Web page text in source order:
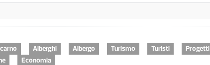
Alberghi Albergo Turismo Turisti
Progetti
Economia